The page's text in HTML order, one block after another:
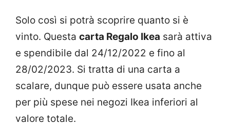
Solo così si potrà scoprire quanto si è
vinto. Questa carta Regalo Ikea sarà attiva
e spendibile dal 24/12/2022 e fino al
28/02/2023. Si tratta di una carta a
scalare, dunque può essere usata anche
per più spese nei negozi Ikea inferiori al
valore totale.